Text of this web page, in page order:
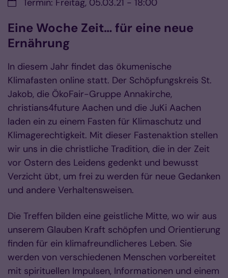
Termin: Freitag, 05.03.21 - 18:00
Eine Woche Zeit… für eine neue
Ernährung
In diesem Jahr findet das ökumenische
Klimafasten online statt. Der Schöpfungskreis St.
Jakob, die ÖkoFair-Gruppe Annakirche,
christians4future Aachen und die JuKi Aachen
laden ein zu einem Fasten für Klimaschutz und
Klimagerechtigkeit. Mit dieser Fastenaktion stellen
wir uns in die christliche Tradition, die in der Zeit
vor Ostern des Leidens gedenkt und bewusst
Verzicht übt, um frei zu werden für neue Gedanken
und andere Verhaltensweisen.
Die Treffen bilden eine geistliche Mitte, wo wir aus
unserem Glauben Kraft schöpfen und Orientierung
finden für ein klimafreundlicheres Leben. Sie
werden von verschiedenen Menschen vorbereitet
mit spirituellen Impulsen, Informationen und einem